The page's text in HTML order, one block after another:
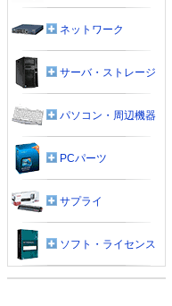
ネットワーク
サーバ・ストレージ
パソコン・周辺機器
PCパーツ
サプライ
ソフト・ライセンス